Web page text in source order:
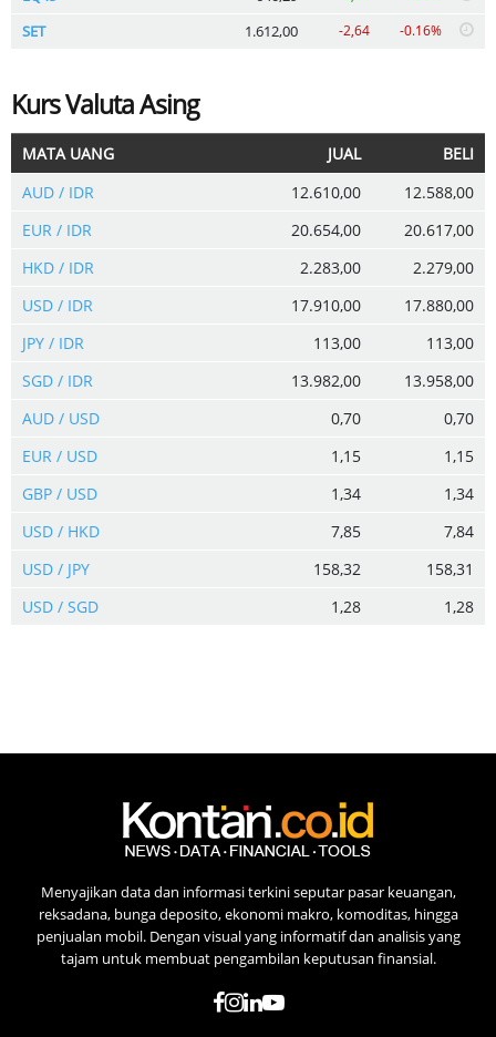
SET 1.612,00 -2,64 -0.16%
Kurs Valuta Asing
MATA UANG JUAL
BELI
AUD / IDR
12.610,00
12.588,00
EUR / IDR
20.654,00
20.617,00
HKD / IDR
2.283,00
2.279,00
USD / IDR
17.910,00
17.880,00
JPY / IDR
113,00
113,00
SGD / IDR
13.982,00
13.958,00
AUD / USD
0,70
0,70
EUR / USD
1,15
1,15
GBP / USD
1,34
1,34
USD / HKD
7,85
7,84
USD / JPY
158,32
158,31
USD / SGD
1,28 1,28
Menyajikan data dan informasi terkini seputar pasar keuangan,
reksadana, bunga deposito, ekonomi makro, komoditas, hingga
penjualan mobil. Dengan visual yang informatif dan analisis yang
tajam untuk membuat pengambilan keputusan finansial.